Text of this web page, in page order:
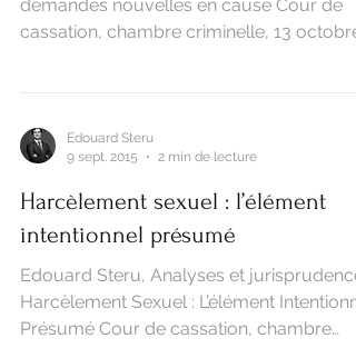
demandes nouvelles en cause Cour de
cassation, chambre criminelle, 13 octobre
Edouard Steru
9 sept. 2015
2 min de lecture
Harcèlement sexuel : l’élément
intentionnel présumé
Edouard Steru, Analyses et
Harcèlement Sexuel : L’élément
Présumé Cour de cassation, chambre